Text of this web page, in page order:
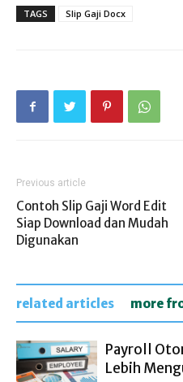
TAGS Slip Gaji Docx
Previous article
Contoh Slip Gaji Word Edit
Siap Download dan Mudah
Digunakan
related articles more
Payroll
Lebih